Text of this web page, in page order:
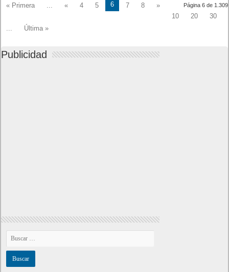
Página 6 de 1.309
« Primera « 4 5 6 7 8
»
10
20
30
Última »
Publicidad